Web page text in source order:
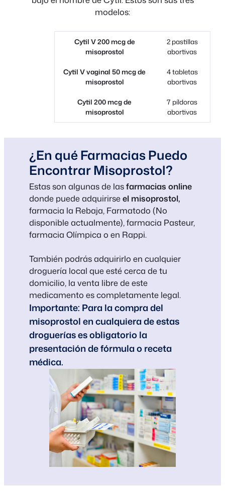
modelos:
Cytil V 200 mcg de
misoprostol
2 pastillas
abortivas
Cytil V vaginal 50 mcg de
misoprostol
4 tabletas
abortivas
Cytil 200 mcg de
misoprostol
7 píldoras
abortivas
¿En qué Farmacias Puedo
Encontrar Misoprostol?
Estas son algunas de lasfarmacias online
donde puede adquirirseel misoprostol,
farmacia la Rebaja, Farmatodo (No
disponible actualmente), farmacia Pasteur,
farmacia Olímpica o en Rappi.
También podrás adquirirlo en cualquier
droguería local que esté cerca de tu
domicilio, la venta libre de este
medicamento es completamente legal.
Importante: Para la compra del
misoprostol en cualquiera de estas
droguerías es obligatorio la
presentación de fórmula o receta
médica.